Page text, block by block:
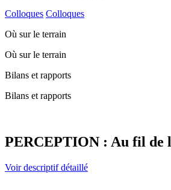
Colloques Colloques
Où sur le terrain
Où sur le terrain
Bilans et rapports
Bilans et rapports
PERCEPTION : Au fil de
Voir descriptif détaillé